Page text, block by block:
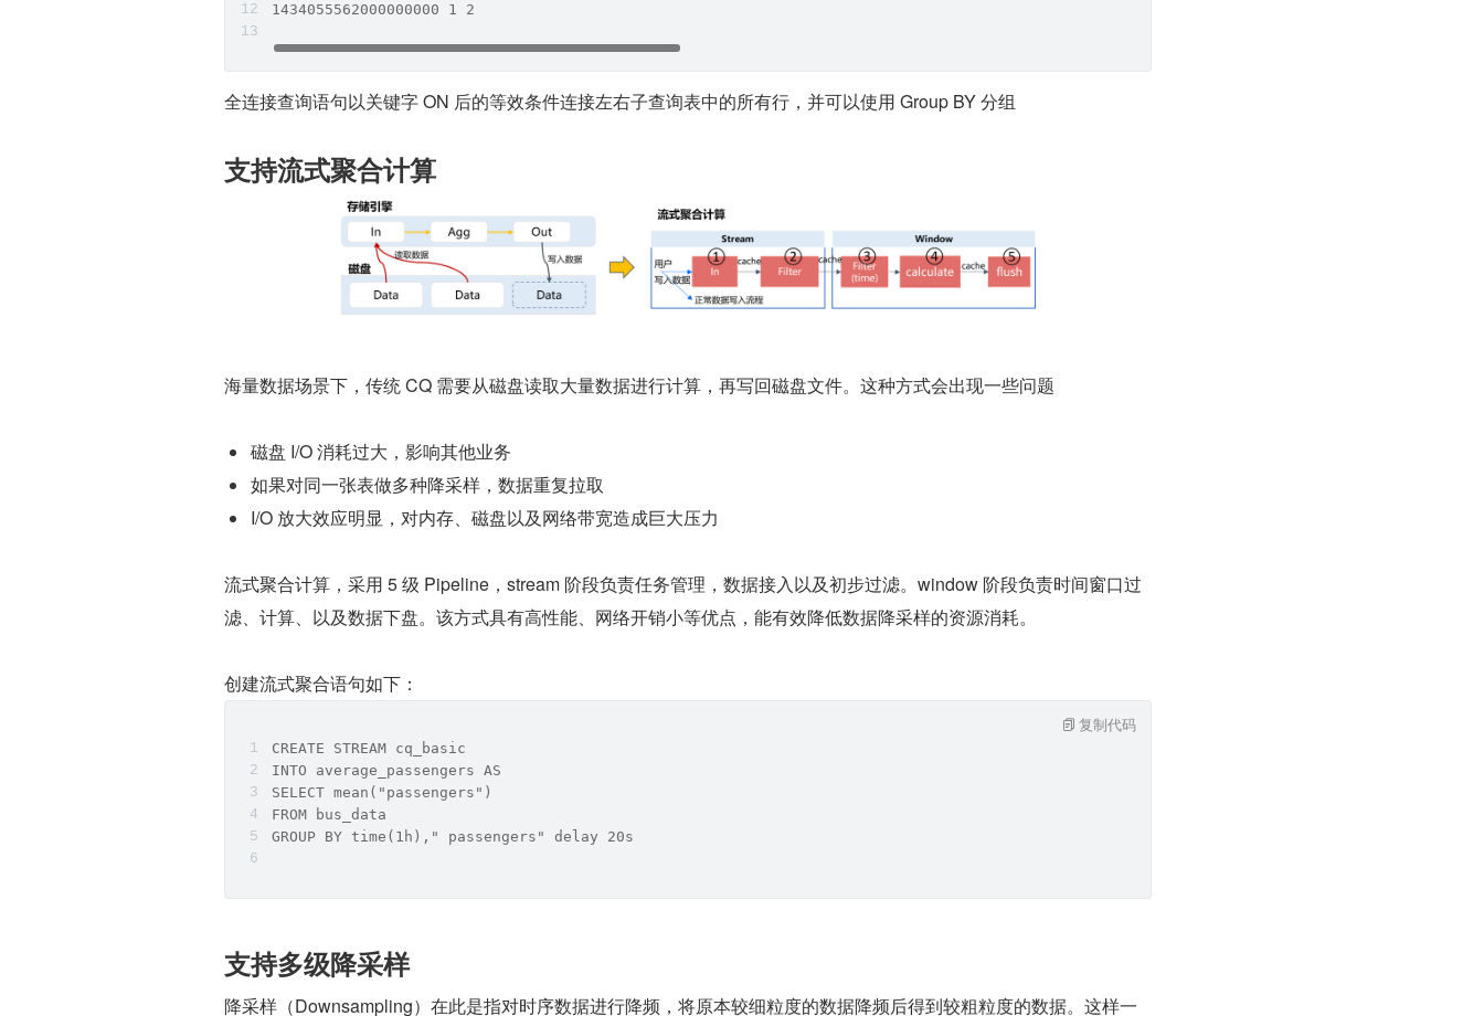
1434055562000000000 1 2
全连接查询语句以关键字 ON 后的等效条件连接左右子查询表中的所有行，并可以使用 Group BY 分组
支持流式聚合计算
海量数据场景下，传统 CQ 需要从磁盘读取大量数据进行计算，再写回磁盘文件。这种方式会出现一些问题
磁盘 I/O 消耗过大，影响其他业务
如果对同一张表做多种降采样，数据重复拉取
I/O 放大效应明显，对内存、磁盘以及网络带宽造成巨大压力
流式聚合计算，采用 5 级 Pipeline，stream 阶段负责任务管理，数据接入以及初步过滤。window 阶段负责时间窗口过
滤、计算、以及数据下盘。该方式具有高性能、网络开销小等优点，能有效降低数据降采样的资源消耗。
创建流式聚合语句如下：
CREATE STREAM cq_basic
INTO average_passengers AS
SELECT mean("passengers")
FROM bus_data
GROUP BY time(1h)," passengers" delay 20s
复制代码
支持多级降采样
降采样（Downsampling）在此是指对时序数据进行降频，将原本较细粒度的数据降频后得到较粗粒度的数据。这样一